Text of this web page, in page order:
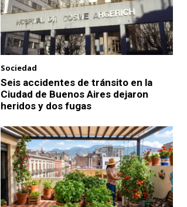
Sociedad
Seis accidentes de tránsito en la
Ciudad de Buenos Aires dejaron
heridos y dos fugas